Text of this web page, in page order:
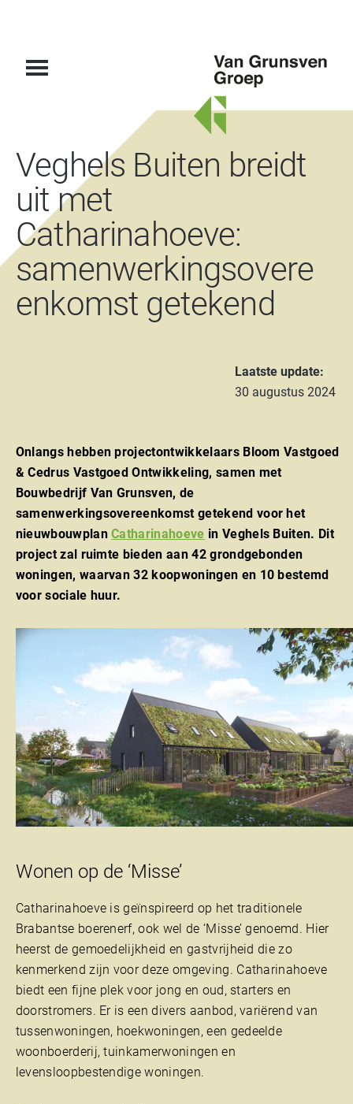
Grunsven
Groep
Veghels Buiten breidt
uit met
Catharinahoeve:
samenwerkingsovere
enkomst getekend
Laatste update:
30 augustus 2024
Onlangs hebben projectontwikkelaars Bloom Vastgoed
& Cedrus Vastgoed Ontwikkeling, samen met
Bouwbedrijf Van Grunsven, de
samenwerkingsovereenkomst getekend voor het
nieuwbouwplanCatharinahoeve in Veghels Buiten. Dit
project zal ruimte bieden aan 42 grondgebonden
woningen, waarvan 32 koopwoningen en 10 bestemd
voor sociale huur.
Wonen op de ‘Misse’
Catharinahoeve is geïnspireerd op het traditionele
Brabantse boerenerf, ook wel de ‘Misse’ genoemd. Hier
heerst de gemoedelijkheid en gastvrijheid die zo
kenmerkend zijn voor deze omgeving. Catharinahoeve
biedt een fijne plek voor jong en oud, starters en
doorstromers. Er is een divers aanbod, variërend van
tussenwoningen, hoekwoningen, een gedeelde
woonboerderij, tuinkamerwoningen en
levensloopbestendige woningen.